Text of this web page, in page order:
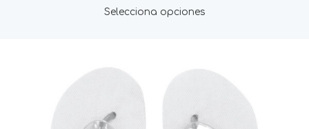
Selecciona opciones